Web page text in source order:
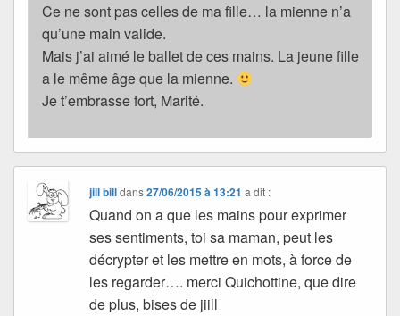
Ce ne sont pas celles de ma fille… la mienne n’a
qu’une main valide.
Mais j’ai aimé le ballet de ces mains. La jeune fille
a le même âge que la mienne.
Je t’embrasse fort, Marité.
jill billdans27/06/2015 à 13:21 a dit :
Quand on a que les mains pour exprimer
ses sentiments, toi sa maman, peut les
décrypter et les mettre en mots, à force de
les regarder…. merci Quichottine, que dire
de plus, bises de jiill